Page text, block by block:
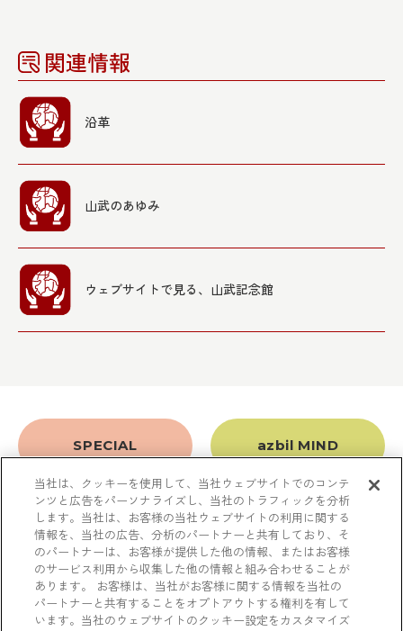
関連情報
沿革
山武のあゆみ
ウェブサイトで見る、山武記念館
SPECIAL azbil MIND
数字で見るazbil 納入事例
A to Z 豆知識
当社は、クッキーを使用して、当社ウェブサイトでのコンテ
ンツと広告をパーソナライズし、当社のトラフィックを分析
します。当社は、お客様の当社ウェブサイトの利用に関する
情報を、当社の広告、分析のパートナーと共有しており、そ
のパートナーは、お客様が提供した他の情報、またはお客様
のサービス利用から収集した他の情報と組み合わせることが
あります。 お客様は、当社がお客様に関する情報を当社の
パートナーと共有することをオプトアウトする権利を有して
います。当社のウェブサイトのクッキー設定をカスタマイズ